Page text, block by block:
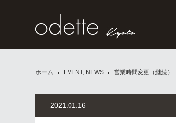
ホーム EVENT, NEWS 営業時間変更（継続）
2021.01.16